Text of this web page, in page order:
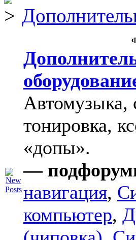
Автомузыка,
тонировка,
«допы».
—
навигация,
компьютер,